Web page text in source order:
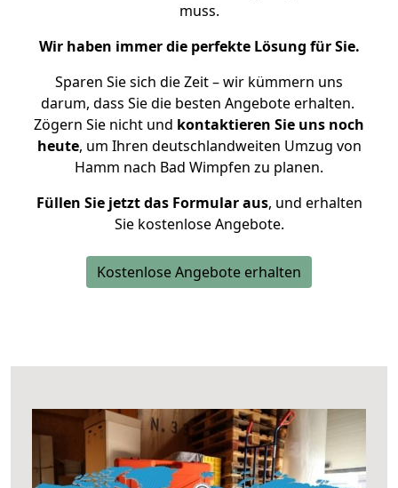
muss.
Wir haben immer die perfekte Lösung für Sie.
Sparen Sie sich die Zeit – wir kümmern uns
darum, dass Sie die besten Angebote erhalten.
Zögern Sie nicht und kontaktieren Sie uns noch
heute, um Ihren deutschlandweiten Umzug von
Hamm nach Bad Wimpfen zu planen.
Füllen Sie jetzt das Formular aus, und erhalten
Sie kostenlose Angebote.
Kostenlose Angebote erhalten